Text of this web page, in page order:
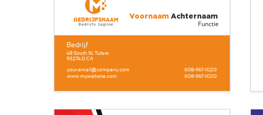
www.mywebsite.com
608-967-1020
608-967-1020
your.email@company.com
48 South St. Tulare
93274.0 CA
Bedrijf
Functie
Voornaam Achternaam
Bedrijfsnaam
Bedrijfs tagline